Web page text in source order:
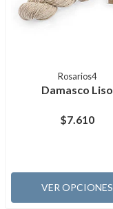
Rosarios4
Damasco Liso
$7.610
VER OPCIONES